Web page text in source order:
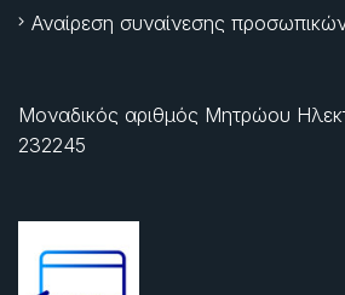
Αναίρεση συναίνεσης
Μοναδικός αριθμός Μητρώου
232245